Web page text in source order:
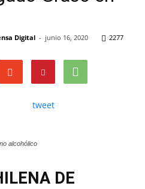
Digital - junio 16, 2020
2277
tweet
alcohólico
DE